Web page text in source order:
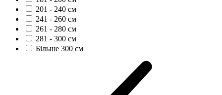
201 - 240 см
241 - 260 см
261 - 280 см
281 - 300 см
Більше 300 см